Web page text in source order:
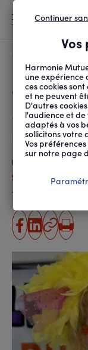
D'ARIANE
ACCUEIL PRÉVENTION SANTÉ
« Ne plus
parole
Publié le
Cécile Fratellini
Temps de lecture
partager
sur
facebook
partager
sur
linkedin
Copier
l'URL
Vos
Harmonie
une expérience
ces cookies
et ne peuvent
D'autres
l'audience et
adaptés à vos
sollicitons votre
Vos
sur notre page
Continuer